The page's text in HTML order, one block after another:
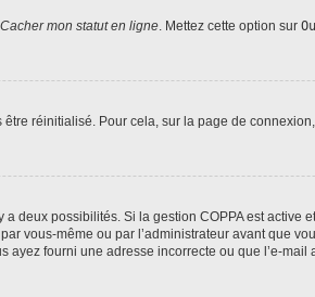
Cacher mon statut en ligne. Mettez cette option sur
réinitialisé. Pour cela, sur la page de
deux possibilités. Si la gestion COPPA est
vous-même ou par l’administrateur avant que
fourni une adresse incorrecte ou que l’e-